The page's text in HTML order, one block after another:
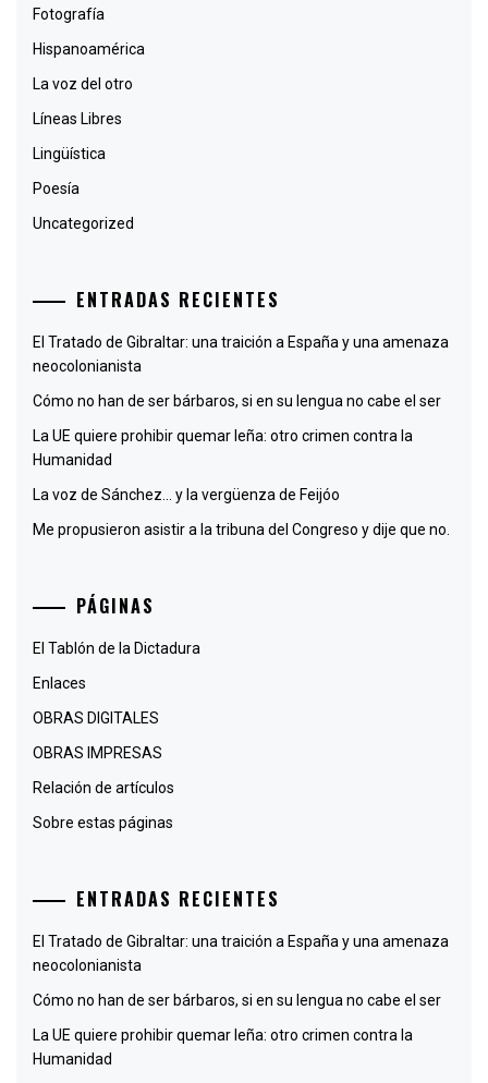
Fotografía
Hispanoamérica
La voz del otro
Líneas Libres
Lingüística
Poesía
Uncategorized
ENTRADAS RECIENTES
El Tratado de Gibraltar: una traición a España y una amenaza
neocolonianista
Cómo no han de ser bárbaros, si en su lengua no cabe el ser
La UE quiere prohibir quemar leña: otro crimen contra la
Humanidad
La voz de Sánchez… y la vergüenza de Feijóo
Me propusieron asistir a la tribuna del Congreso y dije que no.
PÁGINAS
El Tablón de la Dictadura
Enlaces
OBRAS DIGITALES
OBRAS IMPRESAS
Relación de artículos
Sobre estas páginas
ENTRADAS RECIENTES
El Tratado de Gibraltar: una traición a España y una amenaza
neocolonianista
Cómo no han de ser bárbaros, si en su lengua no cabe el ser
La UE quiere prohibir quemar leña: otro crimen contra la
Humanidad